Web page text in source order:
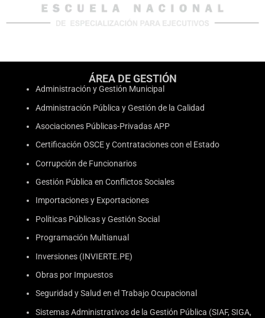
ÁREA DE GESTIÓN
Administración y Gestión Municipal
Administración Pública y Gestión de la Calidad
Asociaciones Públicas-Privadas APP
Certificación OSCE y Contrataciones con el Estado
Corrupción de Funcionarios
Gestión Pública en Conflictos Sociales
Importaciones y Exportaciones
Políticas Públicas y Gestión Social
Programación Multianual
Inversiones (INVIERTE.PE)
Obras por Impuestos
Seguridad y Salud en el Trabajo Ocupacional
Sistemas Administrativos de la Gestión Pública (SIAF, SIGA,